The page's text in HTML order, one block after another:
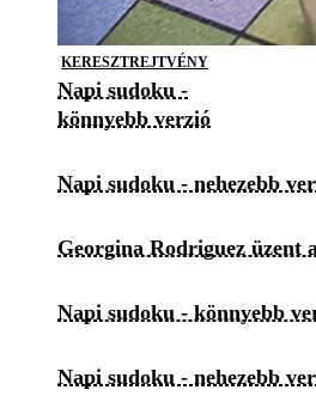
KERESZTREJTVÉNY
Napi sudoku -
könnyebb verzió
Napi sudoku - nehezebb
Georgina Rodriguez üzent
Napi sudoku - könnyebb
Napi sudoku - nehezebb